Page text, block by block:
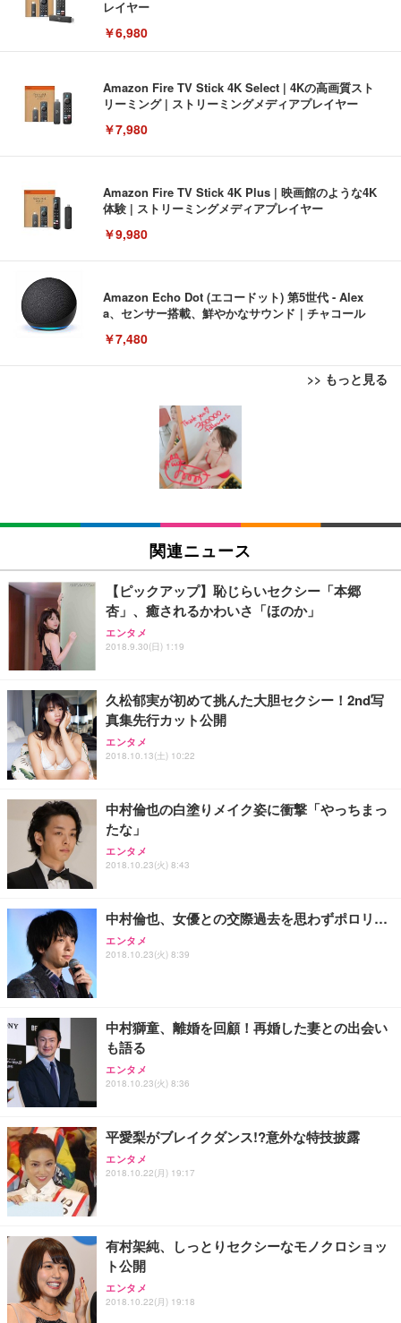
レイヤー
￥6,980
Amazon Fire TV Stick 4K Select | 4Kの高画質スト
リーミング | ストリーミングメディアプレイヤー
￥7,980
Amazon Fire TV Stick 4K Plus | 映画館のような4K
体験 | ストリーミングメディアプレイヤー
￥9,980
Amazon Echo Dot (エコードット) 第5世代 - Alex
a、センサー搭載、鮮やかなサウンド｜チャコール
￥7,480
>> もっと見る
[EdoErgo] オフィスチェア 椅子 テレワーク 疲れな
い 跳ね上げ式アームレスト コンパクト 約105度ロッ
キング pc 事務椅子 360度回転 座面昇降 強化ナイロ
ン樹脂ベース 通気性メッシュ 在宅ワーク H-WY01
(黒網+黒枠+黒足)
SIHOO B100 オフィスチェア／デスクチェア メッシ
ュチェア 人間工学 疲れない ブラック
￥27,999
Sezlife オフィスチェア デスクチェア 疲れない テレ
ワーク チェア 強化バックレスト 30度ロッキング機
能 人間工学 椅子 腰サポート 90度跳ね上げ式アーム
務用 おしゃれ パソコンチェア (ブラック)
Sezlife オフィスチェア デスクチェア 疲れない テレ
ワーク チェア 強化バックレスト 30度ロッキング機
能 人間工学 椅子 腰サポート 90度跳ね上げ式アーム
務用 おしゃれ パソコンチェア (ホワイト)
ANDWINT オフィスチェア デスクチェア 肘なし メ
ッシュ 通気性 ランバーサポート付き 腰サポート ガ
ス圧無段階昇降 360度回転 キャスター付き コンパク
EIZO ビジネス向けプレミアムモニター | FlexScan
EV3240X-WT | 31.5型4K UHD・USB Type-C・ホワ
￥105,595
EIZO ビジネス向けプレミアムモニター | FlexScan
￥109,572
【純正品】27"ゲーミングモニター DualSense 充電
フック付き（CFI-ZDM1J）
【整備済み品】Dell E2724HS 27インチ 液晶モニタ
ー フルHD（1920×1080）VA 非光沢 HDMI/DisplayP
ort/VGA スピーカー内蔵 高さ調整 スイベル VESA対
【MiniLED/24.5inch/280Hz/FHD】GRAPHT THE S
HOOTER Gaming Monitor 24” Essential ゲーミン
グモニター QD 24.5インチ 1ms FHD 量子ドット 残
Amazonベーシック ペットシーツ 薄型 レギュラー 1
回使い捨て 無香料 ホワイト 300枚
Amazonベーシック ペットシーツ 厚型 ワイド 42枚
x2袋(84枚) ホワイト(吸収面:ライトブルー)
￥3,234
ネオ・ルーライフ ネオ・オムツ L 中型犬用 26枚入
り 単品
Smart Basic(スマートベーシック) 【Amazon.co.jp
限定】 Smart Basic アイリスオーヤマ ペットシーツ
超厚型 お徳用 ワイド 100枚入 (x 1) (ケース販売)
アイリスオーヤマ ペットシーツ 超厚型 お徳用 レギ
ュラー 200枚入【Amazon.co.jp限定】
関連ニュース
【ピックアップ】恥じらいセクシー「本郷
杏」、癒されるかわいさ「ほのか」
エンタメ
2018.9.30(日) 1:19
久松郁実が初めて挑んた大胆セクシー！2nd写
真集先行カット公開
エンタメ
2018.10.13(土) 10:22
中村倫也の白塗りメイク姿に衝撃「やっちまっ
たな」
エンタメ
2018.10.23(火) 8:43
中村倫也、女優との交際過去を思わずポロリ…
エンタメ
2018.10.23(火) 8:39
中村獅童、離婚を回顧！再婚した妻との出会い
も語る
エンタメ
2018.10.23(火) 8:36
平愛梨がブレイクダンス!?意外な特技披露
エンタメ
2018.10.22(月) 19:17
有村架純、しっとりセクシーなモノクロショッ
ト公開
エンタメ
2018.10.22(月) 19:18